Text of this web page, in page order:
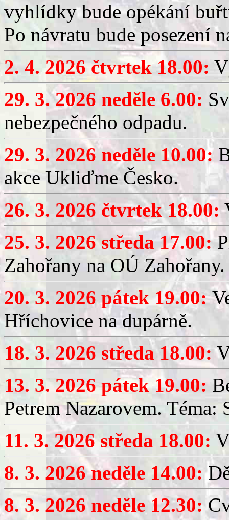
vyhlídky bude opékání
Po návratu bude posezení
2. 4. 2026 čtvrtek 18.00:
29. 3. 2026 neděle 6.00:
nebezpečného odpadu.
29. 3. 2026 neděle 10.00:
akce Ukliďme Česko.
26. 3. 2026 čtvrtek 18.00:
25. 3. 2026 středa 17.00:
Zahořany na OÚ Zahořany.
20. 3. 2026 pátek 19.00:
Hříchovice na dupárně.
18. 3. 2026 středa 18.00:
13. 3. 2026 pátek 19.00:
Petrem Nazarovem. Téma:
11. 3. 2026 středa 18.00:
8. 3. 2026 neděle 14.00:
8. 3. 2026 neděle 12.30: